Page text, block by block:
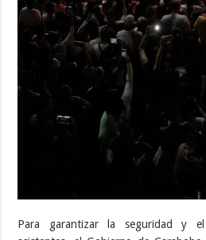
Para garantizar la seguridad y